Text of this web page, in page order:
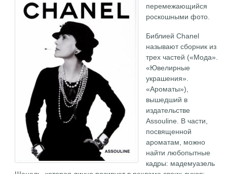
перемежающийся
роскошными фото.
Библией Chanel
называют сборник из
трех частей («Мода».
«Ювелирные
украшения».
«Ароматы»),
вышедший в
издательстве
Assouline. В части,
посвященной
ароматам, можно
найти любопытные
кадры: мадемуазель